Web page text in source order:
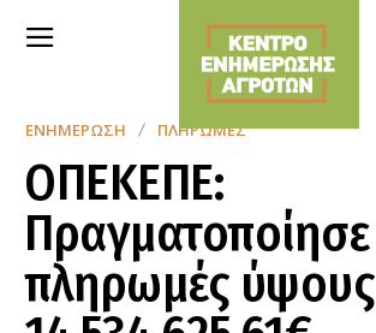
ΕΝΗΜΈΡΩΣΗ ΠΛΗΡΩΜΈΣ
ΟΠΕΚΕΠΕ:
Πραγματοποίησε
πληρωμές ύψους